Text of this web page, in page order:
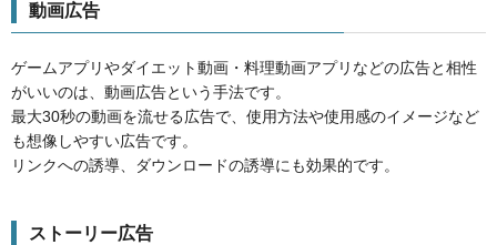
動画広告
ゲームアプリやダイエット動画・料理動画アプリなどの広告と相性
がいいのは、動画広告という手法です。
最大30秒の動画を流せる広告で、使用方法や使用感のイメージなど
も想像しやすい広告です。
リンクへの誘導、ダウンロードの誘導にも効果的です。
ストーリー広告